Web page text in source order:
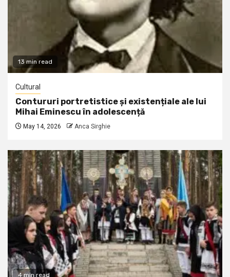
13 min read
Cultural
Contururi portretistice și existențiale ale lui
Mihai Eminescu în adolescență
May 14, 2026 Anca Sirghie
4 min read